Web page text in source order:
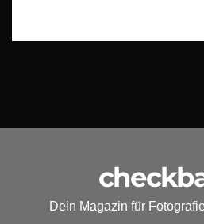
Dein Magazin für